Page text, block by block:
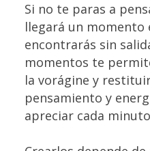
Si no te paras a
llegará un momento
encontrarás sin
momentos te
la vorágine y
pensamiento y
apreciar cada